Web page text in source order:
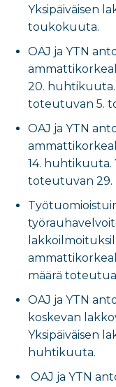
Yksipäiväisen
toukokuuta.
OAJ ja YTN
20. huhtikuuta.
toteutuvan 5.
OAJ ja YTN
14. huhtikuuta.
toteutuvan
määrä
OAJ ja YTN
koskevan
Yksipäiväisen
huhtikuuta.
OAJ ja YTN